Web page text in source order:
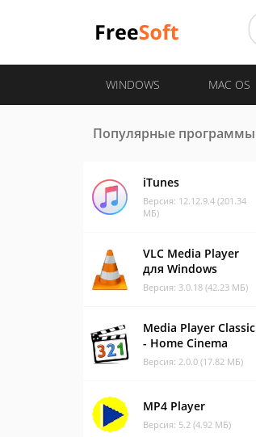
WINDOWS MAC OS
Популярные программы
iTunes
Версия: 12.12.9.4 (201.34
МБ)
VLC Media Player
для Windows
Версия: 3.0.18 (42.23 МБ)
Media Player Classic
- Home Cinema
Версия: 2.0.0 (17.82 МБ)
MP4 Player
Версия: 5.2 (4.92 МБ)